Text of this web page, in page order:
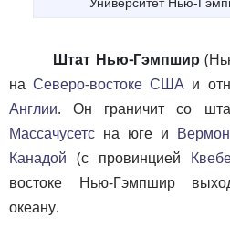
Штат Нью-Гэмпшир
наСеверо-востоке США и
Англии. Он граничит со
Массачусетс на юге и
Канадой (с провинцией
востоке Нью-Гэмпшир
океану.